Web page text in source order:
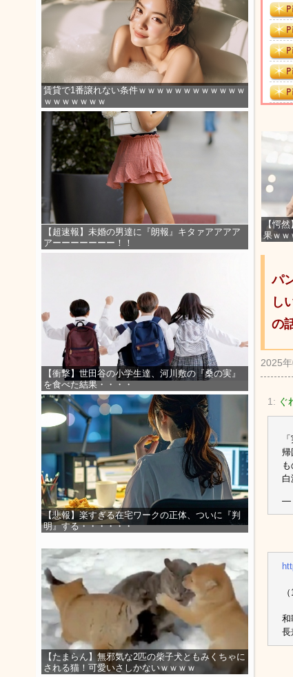
賃貸で1番譲れない条件ｗｗｗｗｗｗｗｗｗｗｗｗ
ｗｗｗｗｗｗｗ
【超速報】未婚の男達に『朗報』キタァアアアア
アーーーーーーー！！
【衝撃】世田谷の小学生達、河川敷の『桑の実』
を食べた結果・・・・
【悲報】楽すぎる在宅ワークの正体、ついに『判
明』する・・・・・・
【たまらん】無邪気な2匹の柴子犬ともみくちゃに
される猫！可愛いさしかないｗｗｗｗ
【愕
果ｗｗ
パ
し
の
2025
1: ぐ
帰
—
和
長